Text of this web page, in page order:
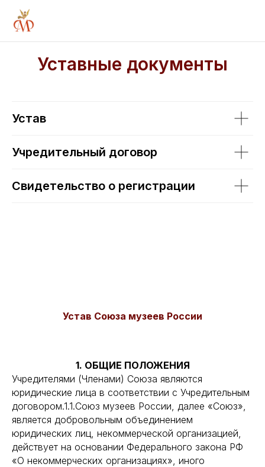
Уставные документы
Устав
Учредительный договор
Свидетельство о регистрации
Устав Союза музеев России
1. ОБЩИЕ ПОЛОЖЕНИЯ
Учредителями (Членами) Союза являются
юридические лица в соответствии с Учредительным
договором.1.1.Союз музеев России, далее «Союз»,
является добровольным объединением
юридических лиц, некоммерческой организацией,
действует на основании Федерального закона РФ
«О некоммерческих организациях», иного